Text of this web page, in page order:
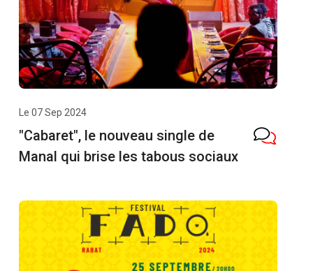
Le 07 Sep 2024
"Cabaret", le nouveau single de
Manal qui brise les tabous sociaux